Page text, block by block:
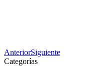
AnteriorSiguiente
Categorías